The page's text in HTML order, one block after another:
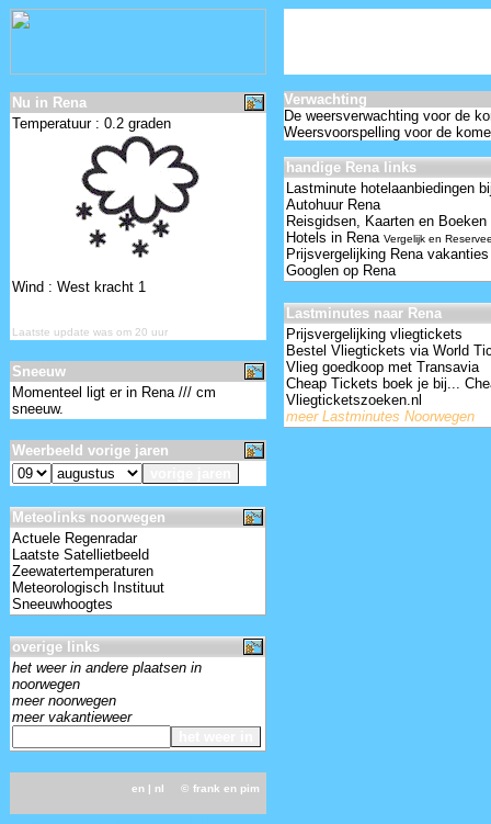
Nu in Rena
Temperatuur : 0.2 graden
Wind : West kracht 1
Laatste update was om 20 uur
Sneeuw
Momenteel ligt er in Rena /// cm
sneeuw.
Weerbeeld vorige jaren
Meteolinks noorwegen
Actuele Regenradar
Laatste Satellietbeeld
Zeewatertemperaturen
Meteorologisch Instituut
Sneeuwhoogtes
overige links
het weer in andere plaatsen in
noorwegen
meer noorwegen
meer vakantieweer
en | nl © frank en pim
Verwachting
De weersverwachting voor de
Weersvoorspelling voor de
handige Rena links
Lastminute hotelaanbiedingen
Autohuur Rena
Reisgidsen, Kaarten en Boeken
Hotels in Rena Vergelijk en
Prijsvergelijking Rena vakanties
Googlen op Rena
Lastminutes naar Rena
Prijsvergelijking vliegtickets
Bestel Vliegtickets via World
Vlieg goedkoop met Transavia
Cheap Tickets boek je bij...
Vliegticketszoeken.nl
meer Lastminutes Noorwegen